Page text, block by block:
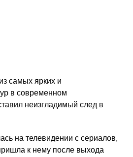
самых ярких и
в современном
неизгладимый след в
на телевидении с сериалов,
к нему после выхода